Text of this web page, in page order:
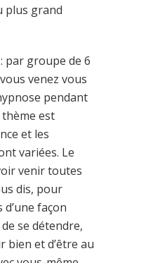
plus grand
par groupe de 6
venez vous
pendant
est
et les
variées. Le
venir toutes
dis, pour
façon
se détendre,
bien et d’être au